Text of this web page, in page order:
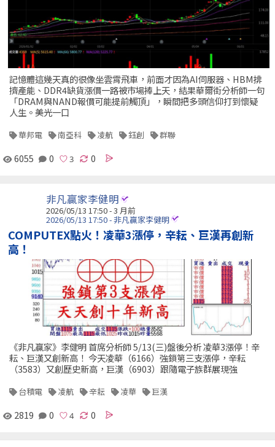
記憶體這幾天真的很像坐雲霄飛車，前面才因為AI伺服器、HBM排
擠產能、DDR4缺貨漲價一路被市場捧上天，結果華爾街分析師一句
「DRAM與NAND報價可能提前觸頂」，瞬間把多頭信仰打到懷疑
人生。美光一口
華邦電 南亞科 凌航 鈺創 群聯
6055 0 0
非凡贏家李健明
2026/05/13 17:50 - 3 月前
2026/05/13 17:50 - 非凡贏家李健明
COMPUTEX點火！凌華3漲停，辛耘、巨漢再創新
高！
《非凡贏家》李健明 首席分析師 5/13(三)盤後分析 凌華3漲停！辛
耘、巨漢又創新高！ 今天凌華（6166）強鎖第三支漲停，辛耘
（3583）又創歷史新高，巨漢（6903）跟隨電子族群展現強
台積電 凌航 辛耘 凌華 巨漢
2819 0 0